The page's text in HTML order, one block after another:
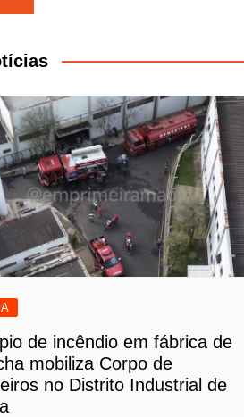
de incêndio em fábrica de
mobiliza Corpo de
no Distrito Industrial de